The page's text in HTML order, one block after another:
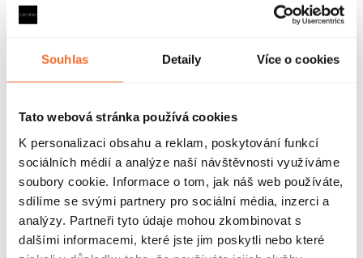
Souhlas Detaily Více o cookies
Tato webová stránka používá cookies
K personalizaci obsahu a reklam, poskytování funkcí
sociálních médií a analýze naší návštěvnosti využíváme
soubory cookie. Informace o tom, jak náš web používáte,
sdílíme se svými partnery pro sociální média, inzerci a
analýzy. Partneři tyto údaje mohou zkombinovat s
dalšími informacemi, které jste jim poskytli nebo které
univerzální montáž termoventilu: vlevo nebo vpravo
Diskuse
Značka